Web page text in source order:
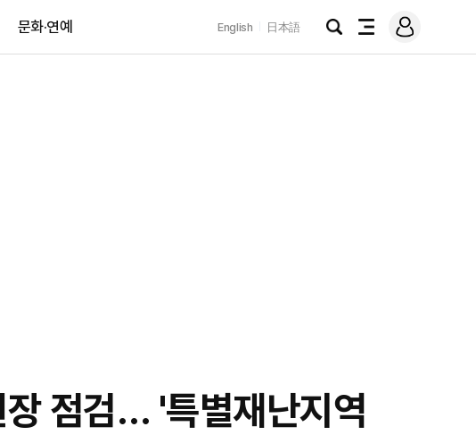
문화·연예 English 日本語
검
전
메
그
장 점검… '특별재난지역